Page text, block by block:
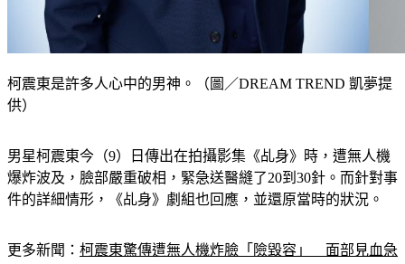
柯震東是許多人心中的男神。（圖／DREAM TREND 凱夢提
供）
男星柯震東今（9）日傳出在拍攝影集《乩身》時，遭無人機
爆炸波及，臉部嚴重破相，緊急送醫縫了20到30針。而針對事
件的詳細情形，《乩身》劇組也回應，並還原當時的狀況。
更多新聞： 柯震東驚傳遭無人機炸臉「險毀容」　面部見血急